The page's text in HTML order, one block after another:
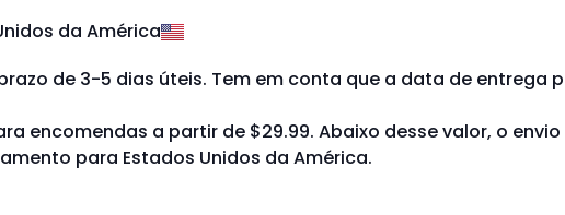
da América
de 3-5 dias úteis. Tem em conta que a data de
encomendas a partir de $29.99. Abaixo desse valor, o
para Estados Unidos da América.